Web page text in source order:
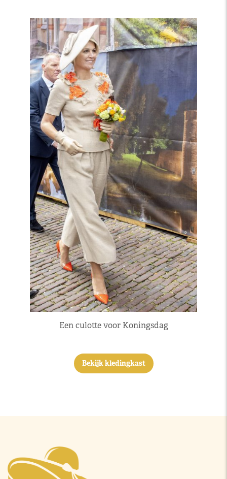
Een culotte voor Koningsdag
Bekijk kledingkast